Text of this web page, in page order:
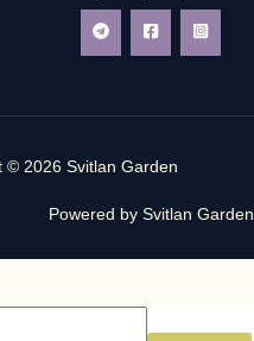
© 2026 Svitlan Garden
Powered by Svitlan Garden